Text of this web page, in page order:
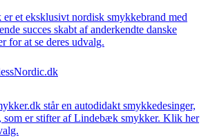
et eksklusivt nordisk smykkebrand med
succes skabt af anderkendte danske
for at se deres udvalg.
står en autodidakt smykkedesinger,
er stifter af Lindebæk smykker. Klik her